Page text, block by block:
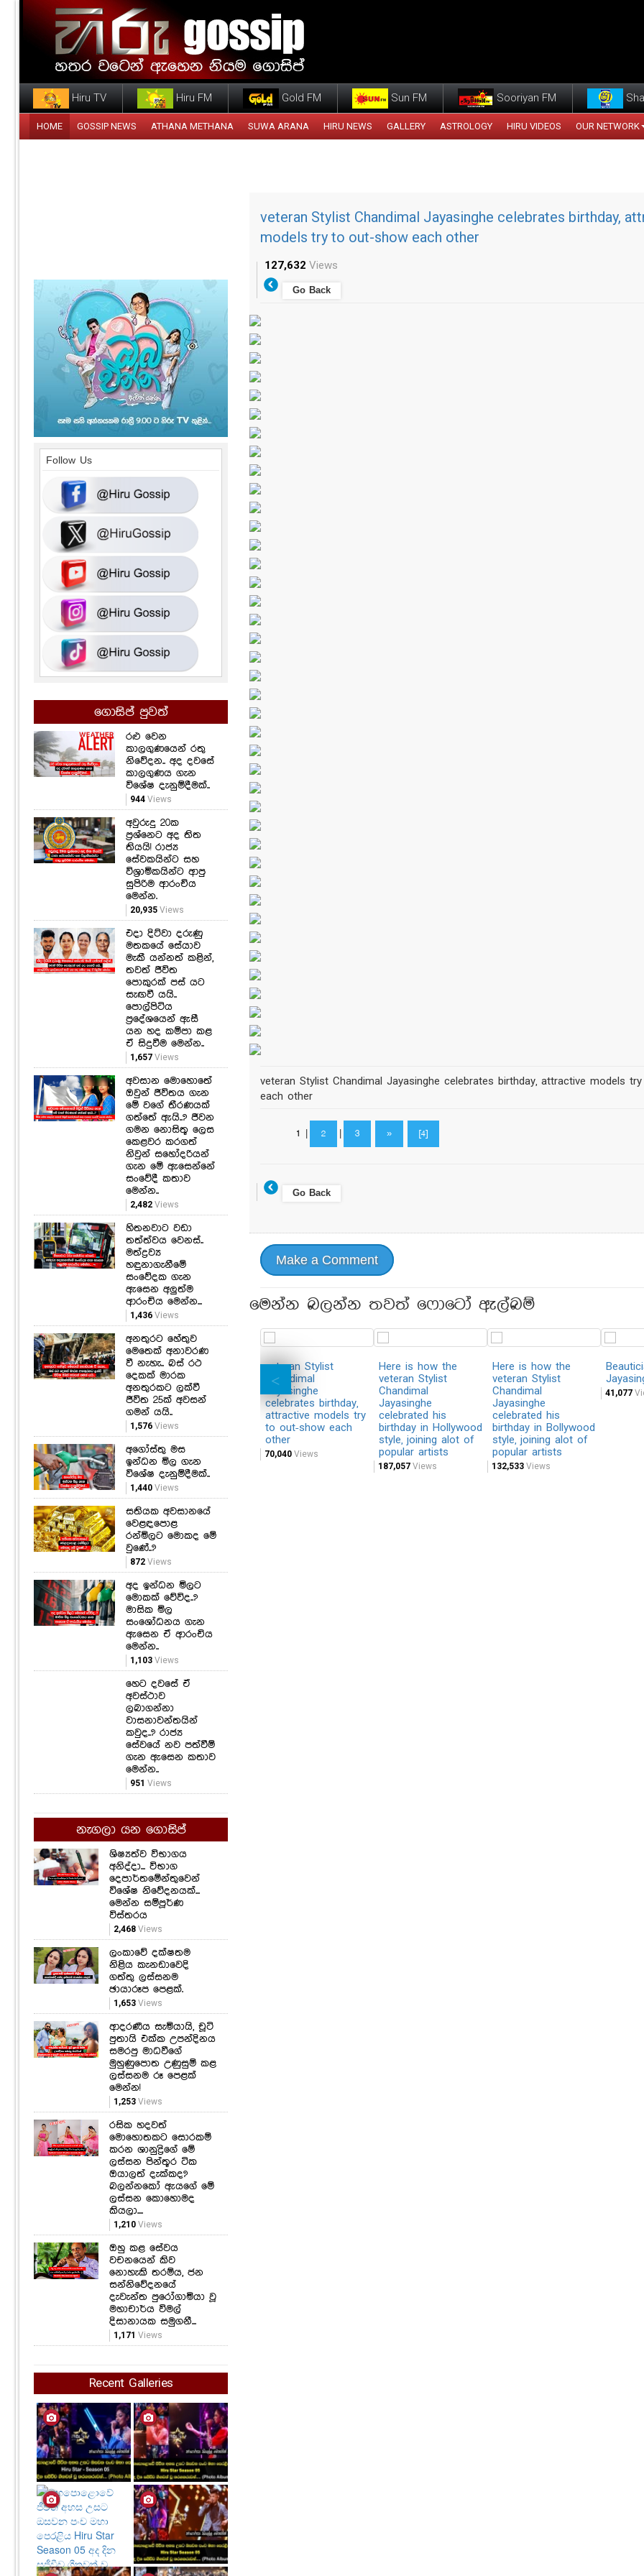
Hiru TV Hiru FM Gold FM Sun FM Sooriyan FM
HOME GOSSIP NEWS ATHANA METHANA SUWA ARANA HIRU NEWS GALLERY ASTROLOGY HIRU VIDEOS OUR NETWORK
veteran Stylist Chandimal Jayasinghe celebrates birthday,
models try to out-show each other
127,632 Views
Go Back
veteran Stylist Chandimal Jayasinghe celebrates birthday, attractive models
each other
1 2 3 » [4]
Go Back
Make a Comment
මෙන්න බලන්න තවත් ෆොටෝ ඇල්බම්
veteran Stylist
Chandimal
Jayasinghe
celebrates birthday,
attractive models try
to out-show each
other
70,040 Views
Here is how the
veteran Stylist
Chandimal
Jayasinghe
celebrated his
birthday in Hollywood
style, joining alot of
popular artists
187,057 Views
Here is how the
veteran Stylist
Chandimal
Jayasinghe
celebrated his
birthday in Bollywood
style, joining alot of
popular artists
132,533 Views
41,077
Follow Us
ගොසිප් පුවත්
රළු වෙන
කාලගුණයෙන් රතු
නිවේදන.. අද දවසේ
කාලගුණය ගැන
විශේෂ දැනුම්දීමක්..
944Views
අවුරුදු 20ක
ප්‍රශ්නෙට අද තිත
තියයි! රාජ්‍ය
සේවකයින්ට සහ
විශ්‍රාමිකයින්ට ආපු
සුපිරිම ආරංචිය
මෙන්න.
20,935Views
එදා දිට්වා දරුණු
මතකයේ සේයාව
මැකී යන්නත් කළින්,
තවත් ජීවිත
පොකුරක් පස් යට
සැඟවී යයි..
පොල්පිටිය
ප්‍රදේශයෙන් ඇසී
යන හද කම්පා කළ
ඒ සිදුවීම මෙන්න..
1,657Views
අවසාන මොහොතේ
ඔවුන් ජීවිතය ගැන
මේ වගේ තීරණයක්
ගත්තේ ඇයි..? ජීවන
ගමන නොසිතූ ලෙස
කෙළවර කරගත්
නිවුන් සහෝදරියන්
ගැන මේ ඇසෙන්නේ
සංවේදී කතාව
මෙන්න..
2,482Views
හිතනවාට වඩා
තත්ත්වය වෙනස්..
මත්ද්‍රව්‍ය
හඳුනාගැනීමේ
සංවේදක ගැන
ඇසෙන අලුත්ම
ආරංචිය මෙන්න...
1,436Views
අනතුරට හේතුව
මෙතෙක් අනාවරණ
වී නැහැ.. බස් රථ
දෙකක් මාරක
අනතුරකට ලක්වී
ජීවිත 25ක් අවසන්
ගමන් යයි..
1,576Views
අගෝස්තු මස
ඉන්ධන මිල ගැන
විශේෂ දැනුම්දීමක්..
1,440Views
සතියක අවසානයේ
වෙළඳපොළ
රන්මිලට මොකද මේ
වුණේ..?
872Views
අද ඉන්ධන මිලට
මොකක් වේවිද..?
මාසික මිල
සංශෝධනය ගැන
ඇසෙන ඒ ආරංචිය
මෙන්න..
1,103Views
හෙට දවසේ ඒ
අවස්ථාව
ලබාගන්නා
වාසනාවන්තයින්
කවුද..? රාජ්‍ය
සේවයේ නව පත්වීම්
ගැන ඇසෙන කතාව
මෙන්න..
951 Views
නැගලා යන ගොසිප්
ශිෂ්‍යත්ව විභාගය
අනිද්දා... විභාග
දෙපාර්තමේන්තුවෙන්
විශේෂ නිවේදනයක්...
මෙන්න සම්පූර්ණ
විස්තරය
2,468 Views
ලංකාවේ දක්ෂතම
නිළිය කැනඩාවෙදි
ගත්තු ලස්සනම
ඡායාරූප පෙළක්.
1,653 Views
ආදරණීය සැමියායි, චූටි
පුතායි එක්ක උපන්දිනය
සමරපු මාධවීගේ
මුහුණුපොත උණුසුම් කළ
ලස්සනම රූ පෙළක්
මෙන්න!
1,253 Views
රසික හදවත්
මොහොතකට සොරකම්
කරන ශානුද්‍රිගේ මේ
ලස්සන පින්තූර ටික
ඔයාලත් දැක්කද?
බලන්නකෝ ඇයගේ මේ
ලස්සන කොහොමද
කියලා....
1,210 Views
ඔහු කළ සේවය
වචනයෙන් කිව
නොහැකි තරම්ය, ජන
සන්නිවේදනයේ
දැවැන්ත පුරෝගාමියා වූ
මහාචාර්ය විමල්
දිසානායක සමුගනී...
1,171 Views
Recent Galleries